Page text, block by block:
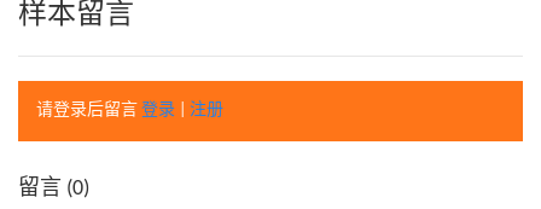
样本留言
请登录后留言 登录 注册
留言 (0)